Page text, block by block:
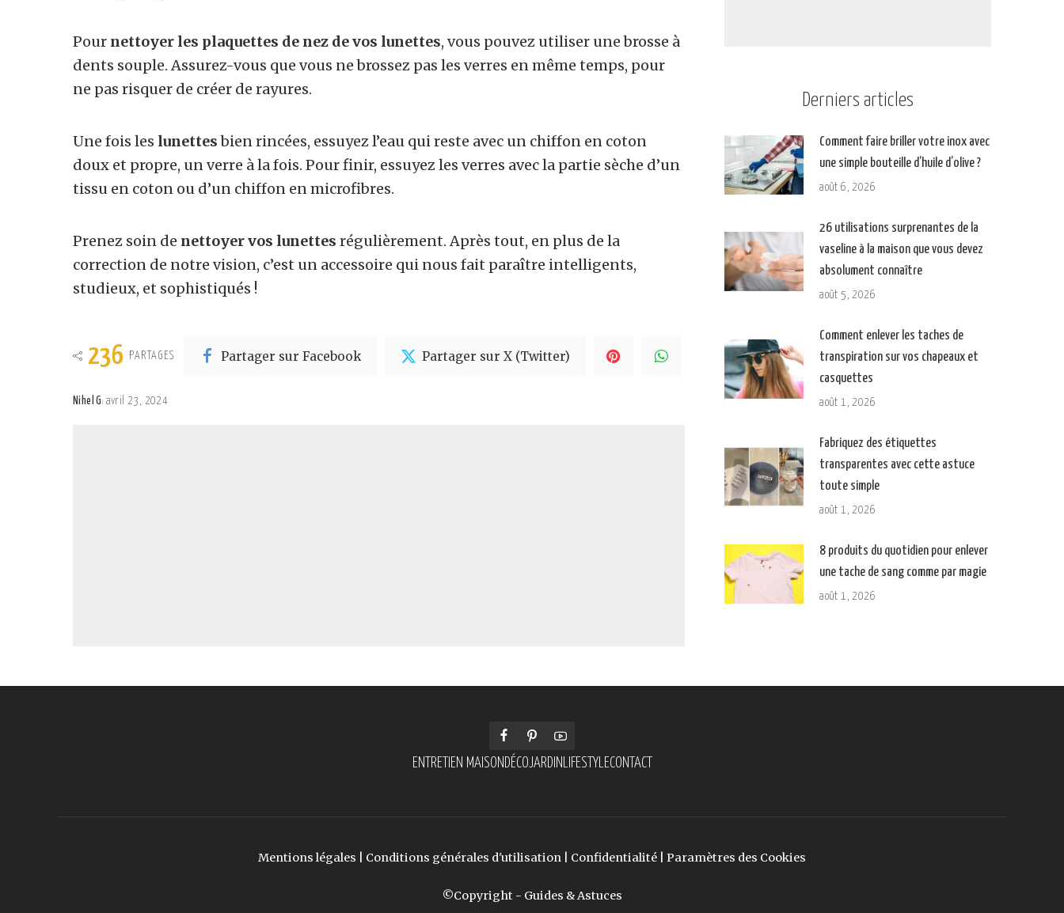
Pour nettoyer les plaquettes de nez de vos lunettes, vous pouvez utiliser une brosse à
dents souple. Assurez-vous que vous ne brossez pas les verres en même temps, pour
ne pas risquer de créer de rayures.
Une fois les lunettesbien rincées, essuyez l’eau qui reste avec un chiffon en coton
doux et propre, un verre à la fois. Pour finir, essuyez les verres avec la partie sèche d’un
tissu en coton ou d’un chiffon en microfibres.
Prenez soin de nettoyer vos lunettes régulièrement. Après tout, en plus de la
correction de notre vision, c’est un accessoire qui nous fait paraître intelligents,
studieux, et sophistiqués !
236 PARTAGES Partager sur Facebook Partager sur X (Twitter)
Nihel G avril 23, 2024
Derniers articles
Comment faire briller votre inox avec
une simple bouteille d’huile d’olive ?
août 6, 2026
26 utilisations surprenantes de la
vaseline à la maison que vous devez
absolument connaître
août 5, 2026
Comment enlever les taches de
transpiration sur vos chapeaux et
casquettes
août 1, 2026
Fabriquez des étiquettes
transparentes avec cette astuce
toute simple
août 1, 2026
8 produits du quotidien pour enlever
une tache de sang comme par magie
août 1, 2026
ENTRETIEN MAISON DÉCOJARDIN LIFESTYLECONTACT
Mentions légales Conditions générales d'utilisation Confidentialité Paramètres des Cookies
©Copyright - Guides & Astuces